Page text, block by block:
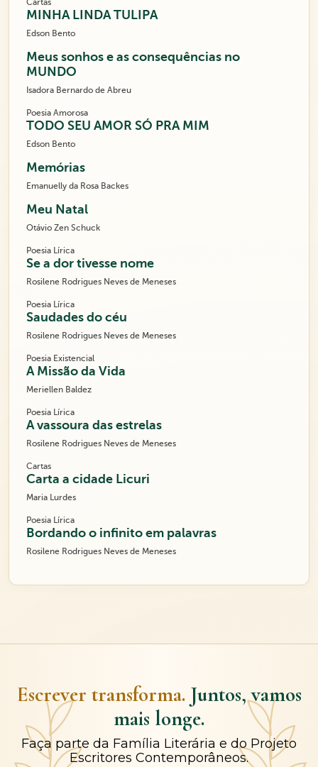
Cartas
MINHA LINDA TULIPA
Edson Bento
Meus sonhos e as consequências no
MUNDO
Isadora Bernardo de Abreu
Poesia Amorosa
TODO SEU AMOR SÓ PRA MIM
Edson Bento
Memórias
Emanuelly da Rosa Backes
Meu Natal
Otávio Zen Schuck
Poesia Lírica
Se a dor tivesse nome
Rosilene Rodrigues Neves de Meneses
Poesia Lírica
Saudades do céu
Rosilene Rodrigues Neves de Meneses
Poesia Existencial
A Missão da Vida
Meriellen Baldez
Poesia Lírica
A vassoura das estrelas
Rosilene Rodrigues Neves de Meneses
Cartas
Carta a cidade Licuri
Maria Lurdes
Poesia Lírica
Bordando o infinito em palavras
Rosilene Rodrigues Neves de Meneses
Escrever transforma. Juntos, vamos
mais longe.
Faça parte da Família Literária e do Projeto
Escritores Contemporâneos.